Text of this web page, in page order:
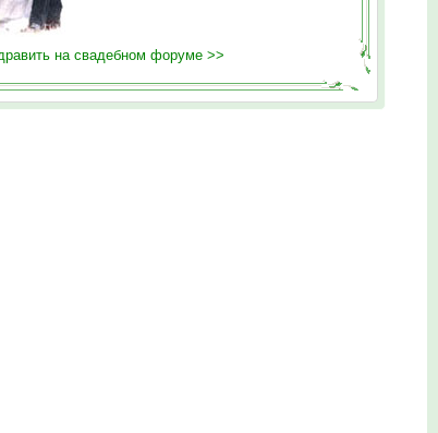
на свадебном форуме >>